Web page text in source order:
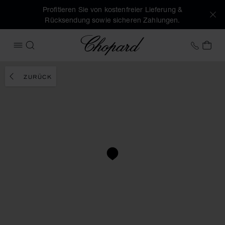
Profitieren Sie von kostenfreier Lieferung &
Rücksendung sowie sicheren Zahlungen.
MENÜ ÖFFNEN
SUCHEN
Chopard +43
ZURÜCK